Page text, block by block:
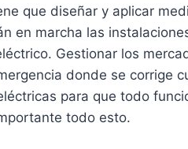
que diseñar y aplicar
en marcha las
Gestionar los
donde se corrige
para que todo
todo esto.